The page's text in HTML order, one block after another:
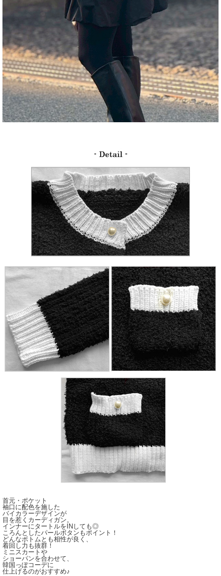
首元・ポケット
袖口に配色を施した
バイカラーデザインが
目を惹くカーディガン。
インナーにタートルをINしても◎
ころんとしたパールボタンもポイント！
どんなボトムとも相性が良く、
着回し力も抜群！
ミニスカートや
ショーパンを合わせて、
韓国っぽコーデに
仕上げるのがおすすめ♪